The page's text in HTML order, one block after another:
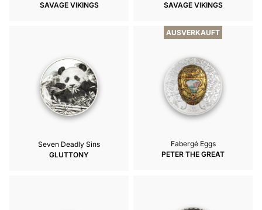
SAVAGE VIKINGS
SAVAGE VIKINGS
Seven Deadly Sins
GLUTTONY
AUSVERKAUFT
Fabergé Eggs
PETER THE GREAT